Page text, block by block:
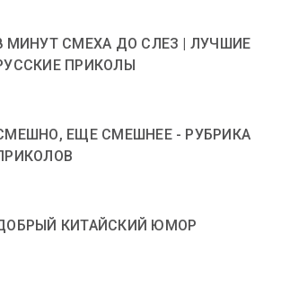
МИНУТ СМЕХА ДО СЛЕЗ | ЛУЧШИЕ
ПРИКОЛЫ
ЕЩЕ СМЕШНЕЕ - РУБРИКА
КИТАЙСКИЙ ЮМОР